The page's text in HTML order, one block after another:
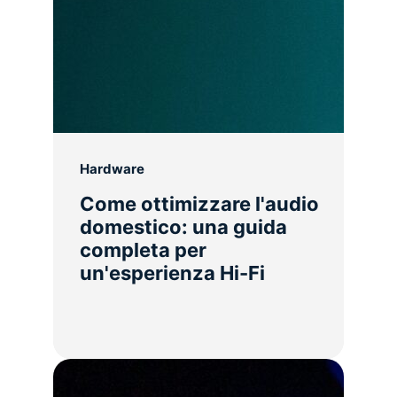
Hardware
Come ottimizzare l'audio
domestico: una guida
completa per
un'esperienza Hi-Fi